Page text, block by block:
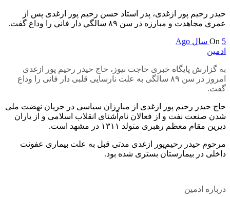
حیدر رحیم پور ازغدی، پدر استاد حسن رحيم پور ازغدی پس از
عمري مجاهدت و مبارزه در سن ٨٩ سالگي دار فاني را وداع گفت.
On 5 سال Ago
ادمین
به گزارش پایگاه خبری حاجت نیوز، حاج حیدر رحیم پور ازغدی
امروز در سن ۸۹ سالگی به علت نارسایی قلبی دار فانی را وداع
گفت.
حاج حیدر رحیم پور ازغدی از مبارزان سیاسی در جریان نهضت ملی
شدن صنعت نفت و از فعالان نام‌آشنای انقلاب اسلامی و از یاران
دیرین مقام معظم رهبری متولد ۱۳۱۱ در مشهد است.
مرحوم حیدر رحیم‌پور ازغدی مدتی قبل به علت بیماری عفونت
داخلی در بیمارستان بستری شده بود.
درباره ادمین